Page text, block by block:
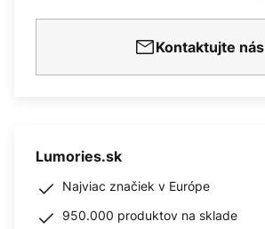
Kontaktujte nás
Lumories.sk
Najviac značiek v Európe
950.000 produktov na sklade